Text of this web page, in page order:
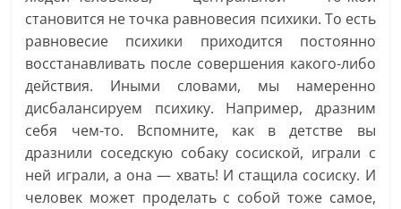
становится не точка равновесия психики. То есть
равновесие психики приходится постоянно
восстанавливать после совершения какого-либо
действия. Иными словами, мы намеренно
дисбалансируем психику. Например, дразним
себя чем-то. Вспомните, как в детстве вы
дразнили соседскую собаку сосиской, играли с
ней играли, а она — хвать! И стащила сосиску. И
человек может проделать с собой тоже самое,